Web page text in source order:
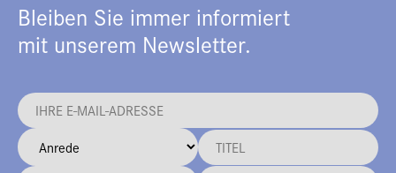
Bleiben Sie immer informiert
mit unserem Newsletter.